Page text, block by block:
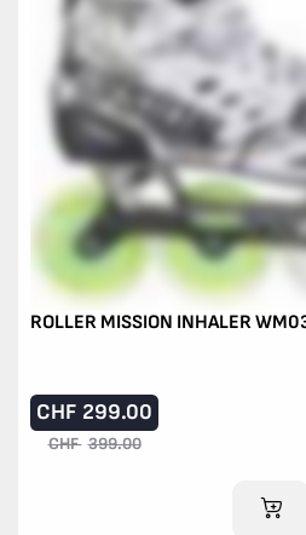
ROLLER MISSION INHALER
CHF 299.00
CHF 399.00